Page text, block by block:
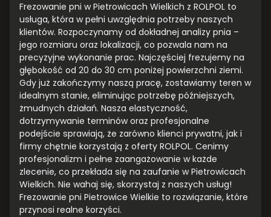
Frezowanie pni w Pietrowicach Wielkich z ROLPOL to
usługa, która w pełni uwzględnia potrzeby naszych
klientów. Rozpoczynamy od dokładnej analizy pnia –
jego rozmiaru oraz lokalizacji, co pozwala nam na
precyzyjne wykonanie prac. Najczęściej frezujemy na
głębokość od 20 do 30 cm poniżej powierzchni ziemi.
Gdy już zakończymy naszą pracę, zostawiamy teren w
idealnym stanie, eliminując potrzebę późniejszych,
żmudnych działań. Nasza elastyczność,
dotrzymywanie terminów oraz profesjonalne
podejście sprawiają, że zarówno klienci prywatni, jak i
firmy chętnie korzystają z oferty ROLPOL. Cenimy
profesjonalizm i pełne zaangażowanie w każde
zlecenie, co przekłada się na zaufanie w Pietrowicach
Wielkich. Nie wahaj się, skorzystaj z naszych usług!
Frezowanie pni Pietrowice Wielkie to rozwiązanie, które
przynosi realne korzyści.